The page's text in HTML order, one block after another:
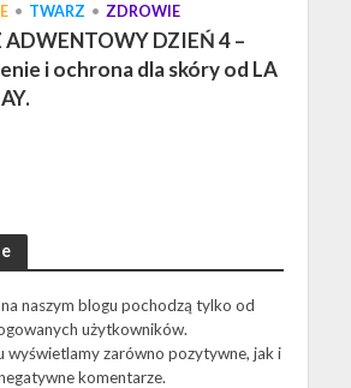
• TWARZ • ZDROWIE
ADWENTOWY DZIEŃ 4 –
i ochrona dla skóry od LA
naszym blogu pochodzą tylko od
użytkowników.
wyświetlamy zarówno pozytywne, jak i
komentarze.